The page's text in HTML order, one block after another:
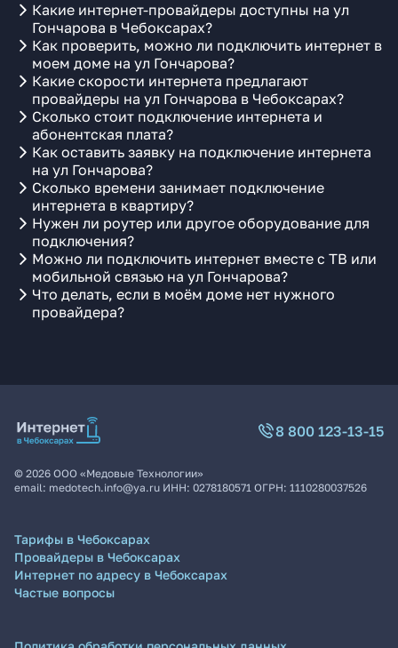
Какие интернет-провайдеры доступны на ул
Гончарова в Чебоксарах?
Как проверить, можно ли подключить интернет в
моем доме на ул Гончарова?
Какие скорости интернета предлагают
провайдеры на ул Гончарова в Чебоксарах?
Сколько стоит подключение интернета и
абонентская плата?
Как оставить заявку на подключение интернета
на ул Гончарова?
Сколько времени занимает подключение
интернета в квартиру?
Нужен ли роутер или другое оборудование для
подключения?
Можно ли подключить интернет вместе с ТВ или
мобильной связью на ул Гончарова?
Что делать, если в моём доме нет нужного
провайдера?
8 800 123-13-15
© 2026 ООО «Медовые Технологии»
email: medotech.info@ya.ru ИНН: 0278180571 ОГРН: 1110280037526
Тарифы в Чебоксарах
Провайдеры в Чебоксарах
Интернет по адресу в Чебоксарах
Частые вопросы